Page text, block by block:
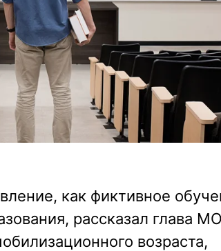
как фиктивное
рассказал глава
возраста,